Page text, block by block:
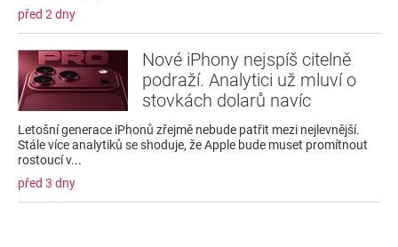
před 2 dny
Nové iPhony nejspíš citelně
podraží. Analytici už mluví o
stovkách dolarů navíc
Letošní generace iPhonů zřejmě nebude patřit mezi nejlevnější.
Stále více analytiků se shoduje, že Apple bude muset promítnout
rostoucí v...
před 3 dny